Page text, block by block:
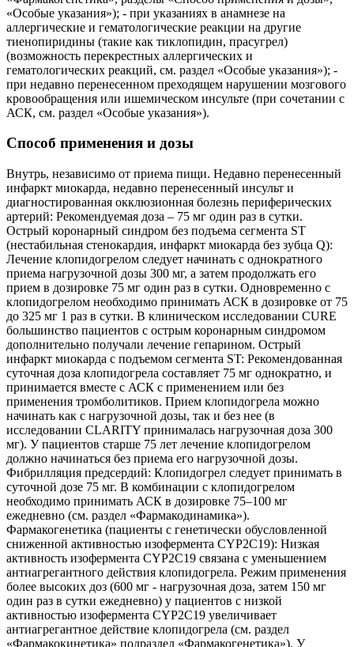
«Особые указания»); - при указаниях в анамнезе на
аллергические и гематологические реакции на другие
тиенопиридины (такие как тиклопидин, прасугрел)
(возможность перекрестных аллергических и
гематологических реакций, см. раздел «Особые указания»); -
при недавно перенесенном преходящем нарушении мозгового
кровообращения или ишемическом инсульте (при сочетании с
АСК, см. раздел «Особые указания»).
Способ применения и дозы
Внутрь, независимо от приема пищи. Недавно перенесенный
инфаркт миокарда, недавно перенесенный инсульт и
диагностированная окклюзионная болезнь периферических
артерий: Рекомендуемая доза – 75 мг один раз в сутки.
Острый коронарный синдром без подъема сегмента ST
(нестабильная стенокардия, инфаркт миокарда без зубца Q):
Лечение клопидогрелом следует начинать с однократного
приема нагрузочной дозы 300 мг, а затем продолжать его
прием в дозировке 75 мг один раз в сутки. Одновременно с
клопидогрелом необходимо принимать АСК в дозировке от 75
до 325 мг 1 раз в сутки. В клиническом исследовании CURE
большинство пациентов с острым коронарным синдромом
дополнительно получали лечение гепарином. Острый
инфаркт миокарда с подъемом сегмента ST: Рекомендованная
суточная доза клопидогрела составляет 75 мг однократно, и
принимается вместе с АСК с применением или без
применения тромболитиков. Прием клопидогрела можно
начинать как с нагрузочной дозы, так и без нее (в
исследовании CLARITY принималась нагрузочная доза 300
мг). У пациентов старше 75 лет лечение клопидогрелом
должно начинаться без приема его нагрузочной дозы.
Фибрилляция предсердий: Клопидогрел следует принимать в
суточной дозе 75 мг. В комбинации с клопидогрелом
необходимо принимать АСК в дозировке 75–100 мг
ежедневно (см. раздел «Фармакодинамика»).
Фармакогенетика (пациенты с генетически обусловленной
сниженной активностью изофермента СYР2С19): Низкая
активность изофермента СYР2С19 связана с уменьшением
антиагрегантного действия клопидогрела. Режим применения
более высоких доз (600 мг - нагрузочная доза, затем 150 мг
один раз в сутки ежедневно) у пациентов с низкой
активностью изофермента СYР2С19 увеличивает
антиагрегантное действие клопидогрела (см. раздел
«Фармакокинетика» подраздел «Фармакогенетика»). У